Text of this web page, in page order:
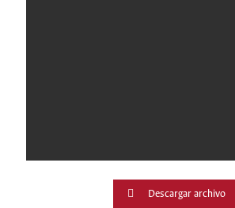
Descargar archivo